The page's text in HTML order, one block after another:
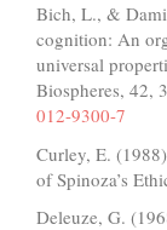
Bich, L., &
cognition: An
universal
Biospheres, 42,
012-9300-7
Curley, E.
of Spinoza’s
Deleuze, G.